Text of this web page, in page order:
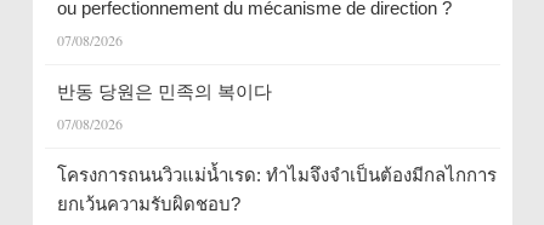
ou perfectionnement du mécanisme de direction ?
07/08/2026
반동 당원은 민족의 복이다
07/08/2026
โครงการถนนวิวแม่น้ำเรด: ทำไมจึงจำเป็นต้องมีกลไกการ
ยกเว้นความรับผิดชอบ?